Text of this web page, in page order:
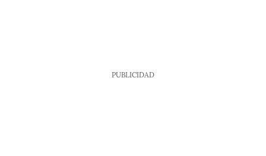
PUBLICIDAD